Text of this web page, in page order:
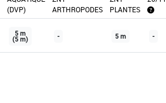
(DVP)
ARTHROPODES
PLANTES
5 m
(5 m) - 5 m -